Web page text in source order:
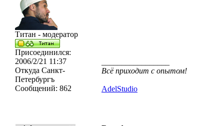
Титан - модератор
Присоединился:
2006/2/21 11:37
Откуда Санкт-
Петербургъ
Сообщений: 862
Всё приходит с опытом!
AdelStudio